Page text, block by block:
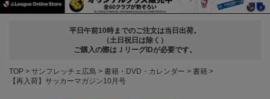
平日午前10時までのご注文は当日出荷。
（土日祝日は除く）
ご購入の際はＪリーグIDが必要です。
TOP サンフレッチェ広島 書籍・DVD・カレンダー
書籍
【再入荷】サッカーマガジン10月号